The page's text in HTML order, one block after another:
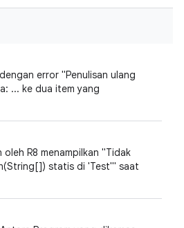
error "Penulisan ulang
... ke dua item yang
oleh R8 menampilkan "Tidak
statis di 'Test'" saat